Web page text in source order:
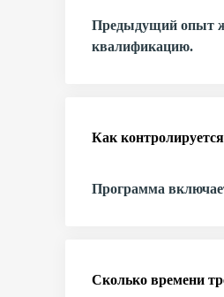
Предыдущий опыт
квалификацию.
Как контролируется
Программа
Сколько времени